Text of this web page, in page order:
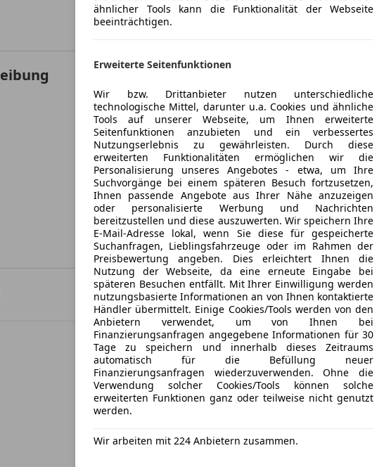
Elektrische
Getönte
Head-up
Lichtsensor
Sitzheizung
Start/
teilb.
Tempomat
Unterhaltung/Media
Android
Apple
Bluetooth
Farbe der Innenausstattung
Schwarz
Innenausstattung
1. Hand, unfallfrei, scheckheftgepflegt,
Herzlich Willkommen bei Sixt Car Sales! Wir
jungen, geprüften Gebrauchtwagen zu
Unseren vielfältigen Bestand, Vorteile und
finden Sie auch auf unserer Website unter
''sixtcarsales.at
''
Gerne stehen wir Ihnen Montag bis Freitag von
Samstag von 09:30 Uhr - 13:00 Uhr persönlich zur
Wir freuen uns über Ihre Kontaktaufnahme!
HIGHLIGHTS & PAKETE
Aussenspiegel-Paket
Aussenspiegel-Paket (erweitert)
Ausstattungs-Paket: Connected Professional
Ausstattungs-Paket: Connected Teaser
Parkassistent-Paket
Mehr anzeigen
Mehr anzeigen
ähnlicher Tools kann die Funktionalität der Webseite
beeinträchtigen.
Erweiterte Seitenfunktionen
Wir bzw. Drittanbieter nutzen unterschiedliche
technologische Mittel, darunter u.a. Cookies und ähnliche
Tools auf unserer Webseite, um Ihnen erweiterte
Seitenfunktionen anzubieten und ein verbessertes
Nutzungserlebnis zu gewährleisten. Durch diese
erweiterten Funktionalitäten ermöglichen wir die
Personalisierung unseres Angebotes - etwa, um Ihre
Suchvorgänge bei einem späteren Besuch fortzusetzen,
Ihnen passende Angebote aus Ihrer Nähe anzuzeigen
oder personalisierte Werbung und Nachrichten
bereitzustellen und diese auszuwerten. Wir speichern Ihre
E-Mail-Adresse lokal, wenn Sie diese für gespeicherte
Suchanfragen, Lieblingsfahrzeuge oder im Rahmen der
Preisbewertung angeben. Dies erleichtert Ihnen die
Nutzung der Webseite, da eine erneute Eingabe bei
späteren Besuchen entfällt. Mit Ihrer Einwilligung werden
nutzungsbasierte Informationen an von Ihnen kontaktierte
Händler übermittelt. Einige Cookies/Tools werden von den
Anbietern verwendet, um von Ihnen bei
Finanzierungsanfragen angegebene Informationen für 30
Tage zu speichern und innerhalb dieses Zeitraums
automatisch für die Befüllung neuer
Finanzierungsanfragen wiederzuverwenden. Ohne die
Verwendung solcher Cookies/Tools können solche
erweiterten Funktionen ganz oder teilweise nicht genutzt
werden.
Wir arbeiten mit 224 Anbietern zusammen.